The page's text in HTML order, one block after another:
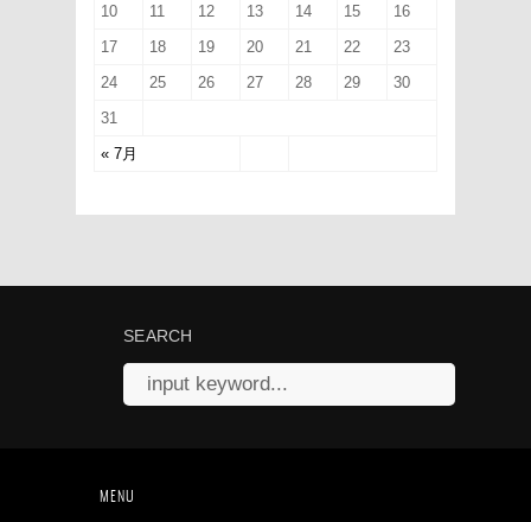
« 7月
10
11 12 13 14 15
16
17
18 19 20 21 22
23
24
25 26 27 28 29
30
31
SEARCH
MENU